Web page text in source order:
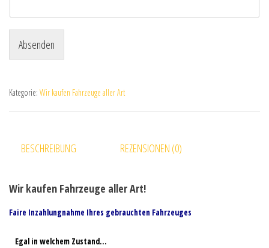
Absenden
Kategorie: Wir kaufen Fahrzeuge aller Art
BESCHREIBUNG REZENSIONEN (0)
Wir kaufen Fahrzeuge aller Art!
Faire Inzahlungnahme Ihres gebrauchten Fahrzeuges
Egal in welchem Zustand…